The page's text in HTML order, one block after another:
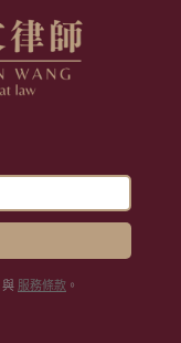
與 服務條款 。